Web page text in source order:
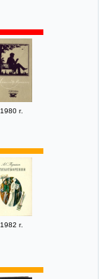
1980 г.
1982 г.